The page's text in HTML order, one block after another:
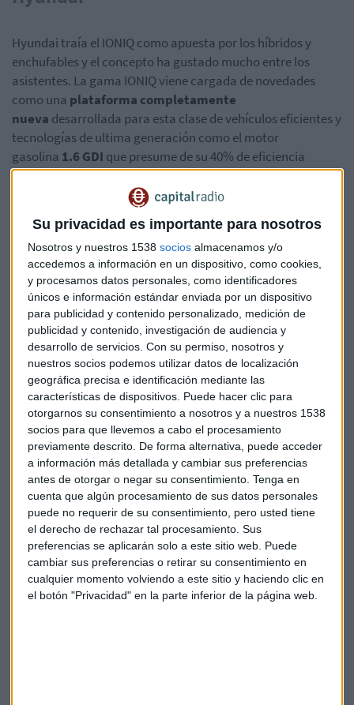
Su privacidad es importante para nosotros
Nosotros y nuestros 1538 socios almacenamos y/o
accedemos a información en un dispositivo, como cookies,
y procesamos datos personales, como identificadores
únicos e información estándar enviada por un dispositivo
para publicidad y contenido personalizado, medición de
publicidad y contenido, investigación de audiencia y
desarrollo de servicios. Con su permiso, nosotros y
nuestros socios podemos utilizar datos de localización
geográfica precisa e identificación mediante las
características de dispositivos. Puede hacer clic para
otorgarnos su consentimiento a nosotros y a nuestros 1538
socios para que llevemos a cabo el procesamiento
previamente descrito. De forma alternativa, puede acceder
a información más detallada y cambiar sus preferencias
antes de otorgar o negar su consentimiento. Tenga en
cuenta que algún procesamiento de sus datos personales
puede no requerir de su consentimiento, pero usted tiene
el derecho de rechazar tal procesamiento. Sus
preferencias se aplicarán solo a este sitio web. Puede
cambiar sus preferencias o retirar su consentimiento en
cualquier momento volviendo a este sitio y haciendo clic en
el botón "Privacidad" en la parte inferior de la página web.
Hyundai traía el IONIQ como apuesta por los híbridos y
enchufables y el concepto ha gustado mucho entre los
asistentes. La gama IONIQ viene cargada de novedades
como una plataforma completamente
nueva desarrollada para esta clase de vehículos eficientes y
tecnologías de ultima generación como el motor
gasolina 1.6 GDI que presume de su 40% de eficiencia
térmica, motores eléctricos y paquetes de baterías.
El Hyundai IONIQ es demás el único vehículo que se ofrece
tres tipos de propulsión electrificadapara un mismo
cuerpo:híbrido, híbrido enchufable y 100% eléctrico
la manera que tiene Hyundai de expandir la movilidad de
cero emisiones para que sea accesible para todo el mundo.
Entrevistamos al director general de Hyundai España, Polo
Satrustegui.
https://play.uwhisp.com/CapitalRadiob/entrevista-con-el-
director-general-de-hyundai-espana-polo-satrustegui-
josevizner-hyundai
Concept y otras novedades de
Volkswagen
Volkswagenes otro de los protagonistas más destacados
del Salón. Sobre todo gracias al T Cross Breezer. Un concept
que podría ver la luz muy pronto y que nos da guías sobre
por donde quiere ir Volkswagen. Además ha presentado un
nuevo modelo de Up, el nuevo GTI coincidiendo con el 40